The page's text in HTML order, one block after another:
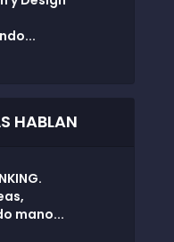
HABLAN
mano...